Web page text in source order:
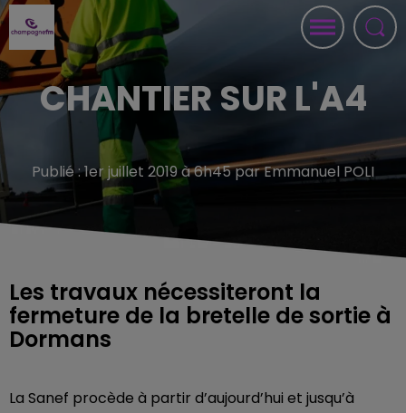
CHANTIER SUR L'A4
Publié : 1er juillet 2019 à 6h45 par Emmanuel POLI
Les travaux nécessiteront la
fermeture de la bretelle de sortie à
Dormans
La Sanef procède à partir d’aujourd’hui et jusqu’à